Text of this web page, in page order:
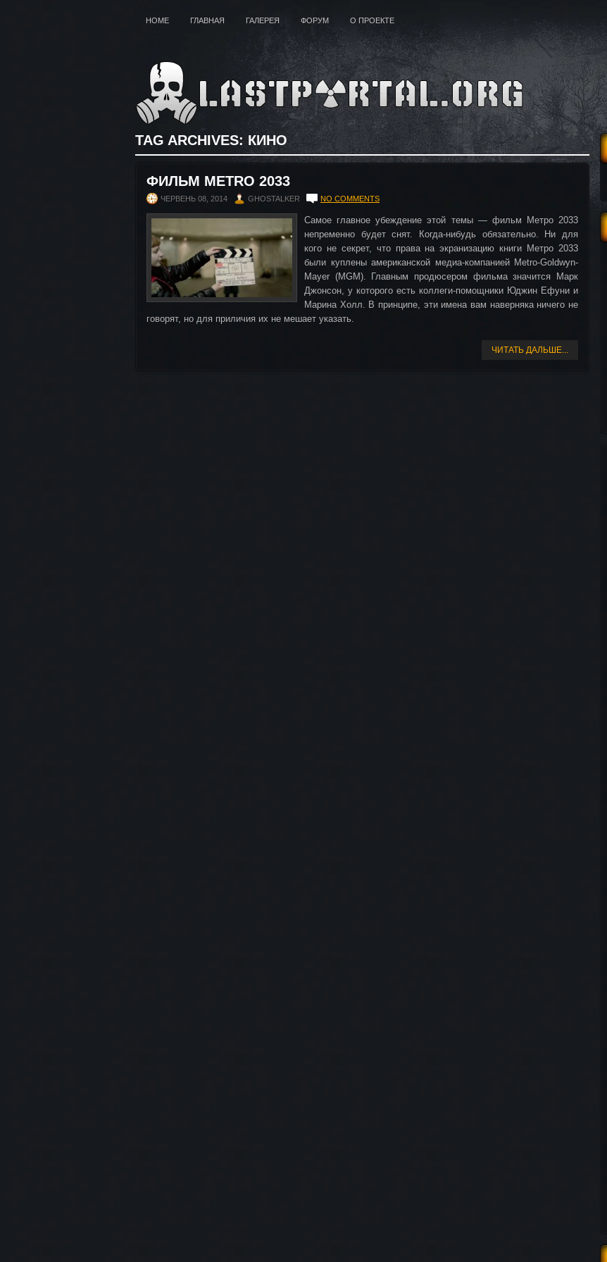
HOME ГЛАВНАЯ ГАЛЕРЕЯ ФОРУМ О ПРОЕКТЕ
TAG ARCHIVES: КИНО
ФИЛЬМ METRO 2033
ЧЕРВЕНЬ 08, 2014 GHOSTALKER NO COMMENTS
Самое главное убеждение этой темы — фильм Метро 2033
непременно будет снят. Когда-нибудь обязательно. Ни для
кого не секрет, что права на экранизацию книги Метро 2033
были куплены американской медиа-компанией Metro-Goldwyn-
Mayer (MGM). Главным продюсером фильма значится Марк
Джонсон, у которого есть коллеги-помощники Юджин Ефуни и
Марина Холл. В принципе, эти имена вам наверняка ничего не
говорят, но для приличия их не мешает указать.
ЧИТАТЬ ДАЛЬШЕ...